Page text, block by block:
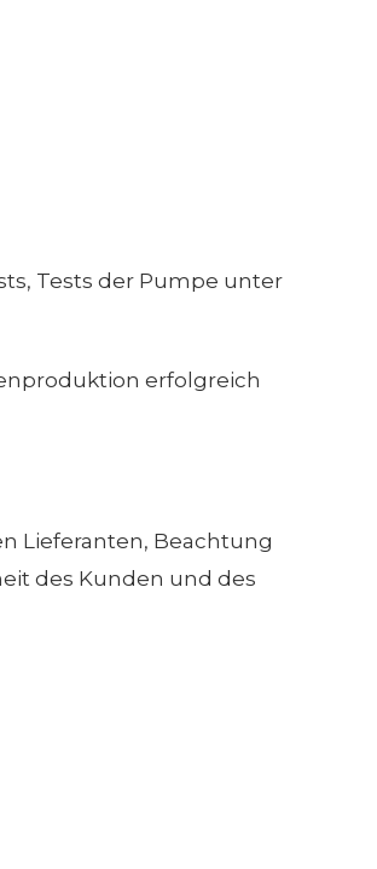
Tests der Pumpe unter
erfolgreich
Lieferanten, Beachtung
des Kunden und des